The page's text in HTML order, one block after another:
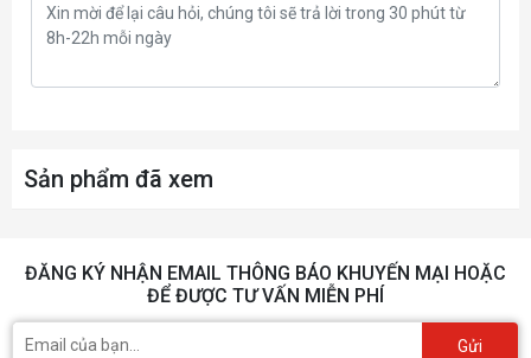
Sản phẩm đã xem
ĐĂNG KÝ NHẬN EMAIL THÔNG BÁO KHUYẾN MẠI HOẶC
ĐỂ ĐƯỢC TƯ VẤN MIỄN PHÍ
Gửi